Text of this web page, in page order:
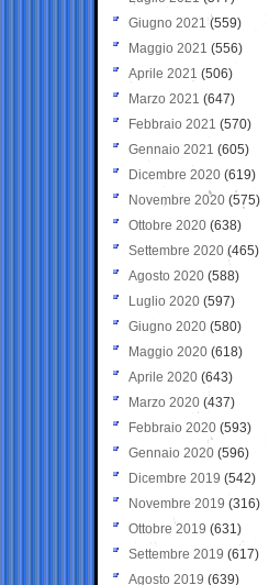
Giugno 2021(559)
Maggio 2021 (556)
Aprile 2021 (506)
Marzo 2021 (647)
Febbraio 2021 (570)
Gennaio 2021 (605)
Dicembre 2020 (619)
Novembre 2020 (575)
Ottobre 2020 (638)
Settembre 2020(465)
Agosto 2020 (588)
Luglio 2020 (597)
Giugno 2020 (580)
Maggio 2020 (618)
Aprile 2020 (643)
Marzo 2020 (437)
Febbraio 2020 (593)
Gennaio 2020 (596)
Dicembre 2019 (542)
Novembre 2019 (316)
Ottobre 2019 (631)
Settembre 2019 (617)
Agosto 2019 (639)